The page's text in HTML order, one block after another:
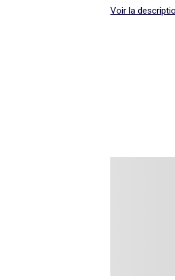
Voir la